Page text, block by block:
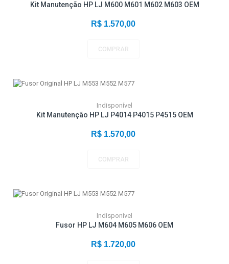
Kit Manutenção HP LJ M600 M601 M602 M603 OEM
R$ 1.570,00
COMPRAR
Indisponível
Kit Manutenção HP LJ P4014 P4015 P4515 OEM
R$ 1.570,00
COMPRAR
Indisponível
Fusor HP LJ M604 M605 M606 OEM
R$ 1.720,00